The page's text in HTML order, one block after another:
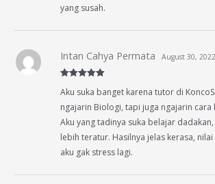
yang susah.
of 5
Intan Cahya Permata August 30, 2022
Aku suka banget karena tutor di
ngajarin Biologi, tapi juga ngajarin cara
Aku yang tadinya suka belajar
lebih teratur. Hasilnya jelas kerasa,
aku gak stress lagi.